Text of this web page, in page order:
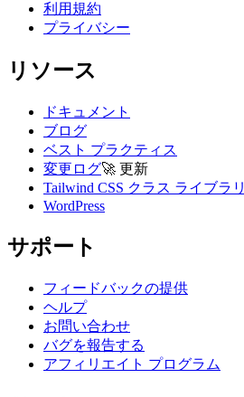
利用規約
プライバシー
リソース
ドキュメント
ブログ
ベスト プラクティス
変更ログ🚀 更新
Tailwind CSS クラス ライブラリ
WordPress
サポート
フィードバックの提供
ヘルプ
お問い合わせ
バグを報告する
アフィリエイト プログラム